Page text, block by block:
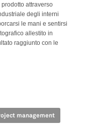
attraverso
degli interni
le mani e sentirsi
allestito in
raggiunto con le
management